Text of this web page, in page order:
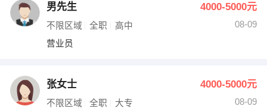
其他职位
男先生 4000-5000元
不限区域 全职 高中
08-09
营业员
张女士 4000-5000元
不限区域 全职 大专
08-09